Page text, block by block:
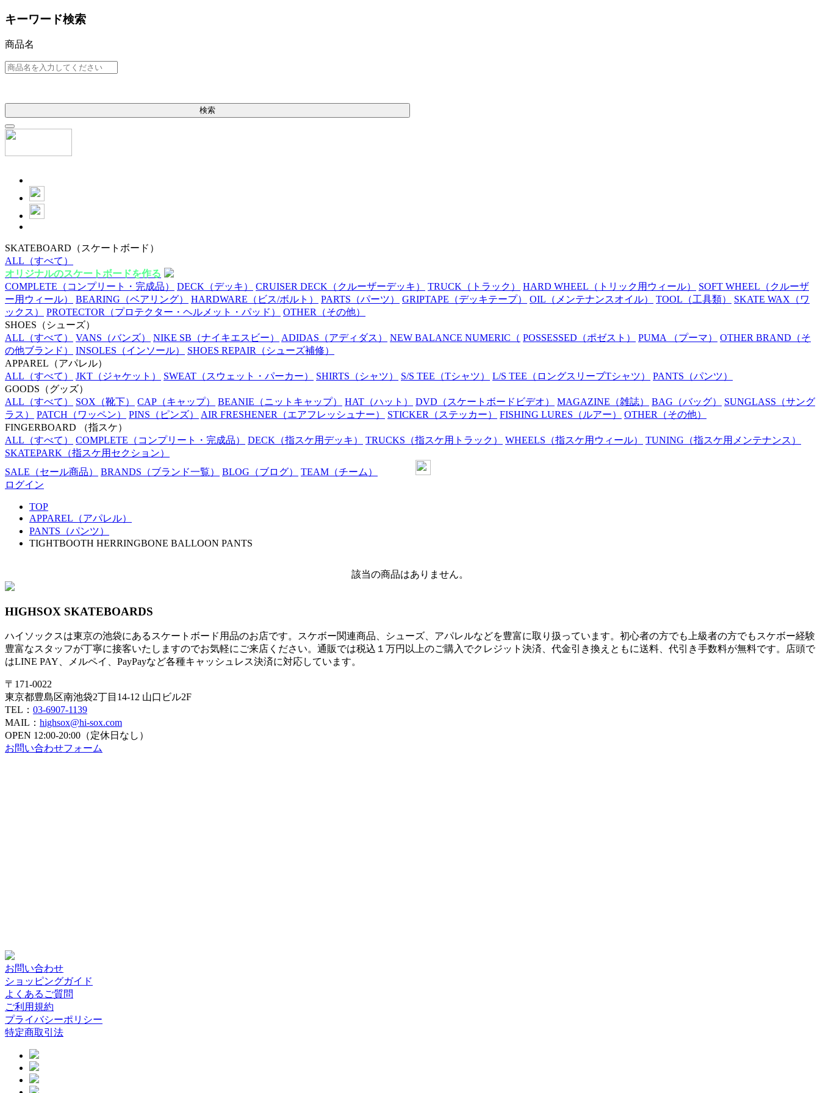
キーワード検索
商品名
検索
SKATEBOARD （スケートボード）
ALL （すべて）
オリジナルのスケートボードを作る
COMPLETE （コンプリート・完成品） DECK （デッキ） CRUISER DECK （クルーザーデッキ） TRUCK （トラック） HARD WHEEL （トリック用ウィール） SOFT WHEEL （クルーザ
ー用ウィール）
BEARING （ベアリング） HARDWARE （ビス/ボルト） PARTS （パーツ） GRIPTAPE （デッキテープ） OIL （メンテナンスオイル） TOOL （工具類） SKATE WAX （ワ
ックス）
PROTECTOR （プロテクター・ヘルメット・パッド） OTHER （その他）
SHOES （シューズ）
ALL （すべて） VANS （バンズ） NIKE SB （ナイキエスビー） ADIDAS （アディダス） NEW BALANCE NUMERIC （ POSSESSED （ポゼスト） PUMA （プーマ） OTHER BRAND （そ
の他ブランド）
INSOLES （インソール） SHOES REPAIR （シューズ補修）
APPAREL （アパレル）
ALL （すべて） JKT （ジャケット） SWEAT （スウェット・パーカー） SHIRTS （シャツ） S/S TEE （Tシャツ） L/S TEE （ロングスリーブTシャツ） PANTS （パンツ）
GOODS （グッズ）
ALL （すべて） SOX （靴下） CAP （キャップ） BEANIE （ニットキャップ） HAT （ハット） DVD （スケートボードビデオ） MAGAZINE （雑誌） BAG （バッグ） SUNGLASS （サング
ラス）
PATCH （ワッペン） PINS （ピンズ） AIR FRESHENER （エアフレッシュナー） STICKER （ステッカー） FISHING LURES （ルアー） OTHER （その他）
FINGERBOARD
（指スケ）
ALL （すべて） COMPLETE （コンプリート・完成品） DECK （指スケ用デッキ） TRUCKS （指スケ用トラック） WHEELS （指スケ用ウィール） TUNING （指スケ用メンテナンス）
SKATEPARK （指スケ用セクション）
SALE （セール商品） BRANDS （ブランド一覧） BLOG （ブログ） TEAM （チーム）
ログイン
TOP
APPAREL（アパレル）
PANTS（パンツ）
TIGHTBOOTH HERRINGBONE BALLOON PANTS
該当の商品はありません。
HIGHSOX SKATEBOARDS
ハイソックスは東京の池袋にあるスケートボード用品のお店です。スケボー関連商品、シューズ、アパレルなどを豊富に取り扱っています。初心者の方でも上級者の方でもスケボー経験
豊富なスタッフが丁寧に接客いたしますのでお気軽にご来店ください。通販では税込１万円以上のご購入でクレジット決済、代金引き換えともに送料、代引き手数料が無料です。店頭で
はLINE PAY、メルペイ、PayPayなど各種キャッシュレス決済に対応しています。
〒171-0022
東京都豊島区南池袋2丁目14-12 山口ビル2F
TEL： 03-6907-1139
MAIL： highsox@hi-sox.com
OPEN 12:00-20:00（定休日なし）
お問い合わせフォーム
お問い合わせ
ショッピングガイド
よくあるご質問
ご利用規約
プライバシーポリシー
特定商取引法